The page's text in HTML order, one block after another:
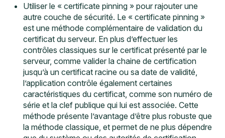
Utiliser le « certificate pinning » pour rajouter une
autre couche de sécurité. Le « certificate pinning »
est une méthode complémentaire de validation du
certificat du serveur. En plus d’effectuer les
contrôles classiques sur le certificat présenté par le
serveur, comme valider la chaine de certification
jusqu’à un certificat racine ou sa date de validité,
l’application contrôle également certaines
caractéristiques du certificat, comme son numéro de
série et la clef publique qui lui est associée. Cette
méthode présente l’avantage d’être plus robuste que
la méthode classique, et permet de ne plus dépendre